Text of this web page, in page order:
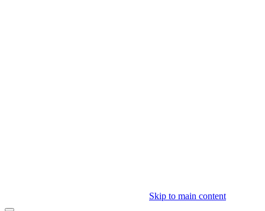
Skip to main content